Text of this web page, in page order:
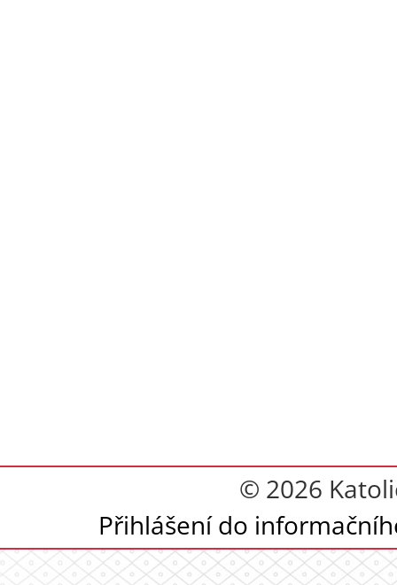
© 2026
Přihlášení do